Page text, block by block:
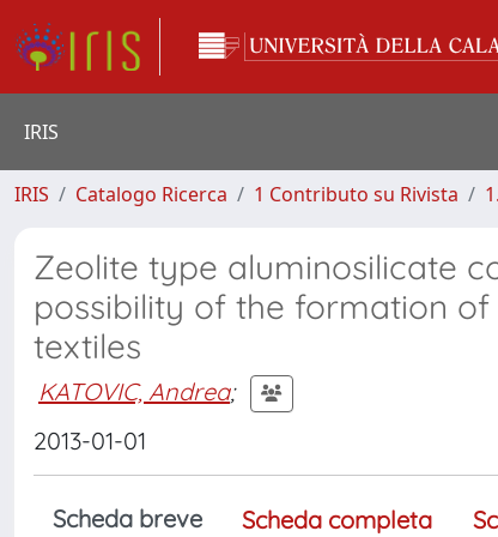
IRIS
IRIS Catalogo Ricerca 1 Contributo su Rivista
Zeolite type aluminosilicate
possibility of the formation
textiles
KATOVIC, Andrea;
2013-01-01
Scheda breve Scheda completa